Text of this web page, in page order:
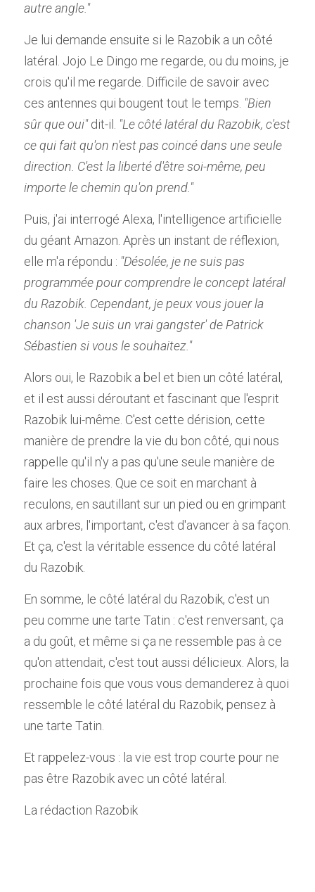
autre angle."
Je lui demande ensuite si le Razobik a un côté
latéral. Jojo Le Dingo me regarde, ou du moins, je
crois qu'il me regarde. Difficile de savoir avec
ces antennes qui bougent tout le temps. "Bien
sûr que oui" dit-il. "Le côté latéral du Razobik, c'est
ce qui fait qu'on n'est pas coincé dans une seule
direction. C'est la liberté d'être soi-même, peu
importe le chemin qu'on prend."
Puis, j'ai interrogé Alexa, l'intelligence artificielle
du géant Amazon. Après un instant de réflexion,
elle m'a répondu : "Désolée, je ne suis pas
programmée pour comprendre le concept latéral
du Razobik. Cependant, je peux vous jouer la
chanson 'Je suis un vrai gangster' de Patrick
Sébastien si vous le souhaitez."
Alors oui, le Razobik a bel et bien un côté latéral,
et il est aussi déroutant et fascinant que l'esprit
Razobik lui-même. C'est cette dérision, cette
manière de prendre la vie du bon côté, qui nous
rappelle qu'il n'y a pas qu'une seule manière de
faire les choses. Que ce soit en marchant à
reculons, en sautillant sur un pied ou en grimpant
aux arbres, l'important, c'est d'avancer à sa façon.
Et ça, c'est la véritable essence du côté latéral
du Razobik.
En somme, le côté latéral du Razobik, c'est un
peu comme une tarte Tatin : c'est renversant, ça
a du goût, et même si ça ne ressemble pas à ce
qu'on attendait, c'est tout aussi délicieux. Alors, la
prochaine fois que vous vous demanderez à quoi
ressemble le côté latéral du Razobik, pensez à
une tarte Tatin.
Et rappelez-vous : la vie est trop courte pour ne
pas être Razobik avec un côté latéral.
La rédaction Razobik